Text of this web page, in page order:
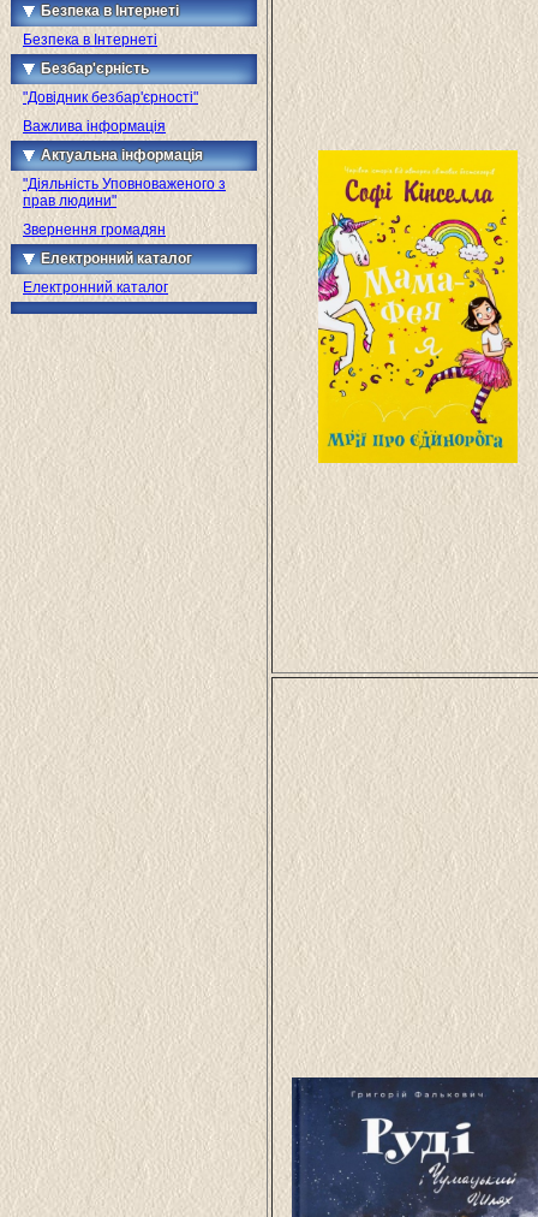
Безпека в Інтернеті
Безпека в Інтернеті
Безбар'єрність
"Довідник безбар'єрності"
Важлива інформація
Актуальна інформація
"Діяльність Уповноваженого з
прав людини"
Звернення громадян
Електронний каталог
Електронний каталог